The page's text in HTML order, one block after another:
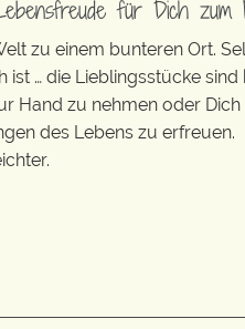
für Dich zum
zu einem bunteren Ort.
… die Lieblingsstücke sind
Hand zu nehmen oder
des Lebens zu